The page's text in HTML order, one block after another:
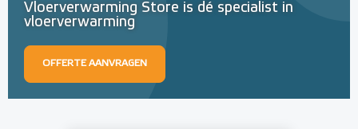
Vloerverwarming Store is dé specialist in
vloerverwarming
OFFERTE AANVRAGEN